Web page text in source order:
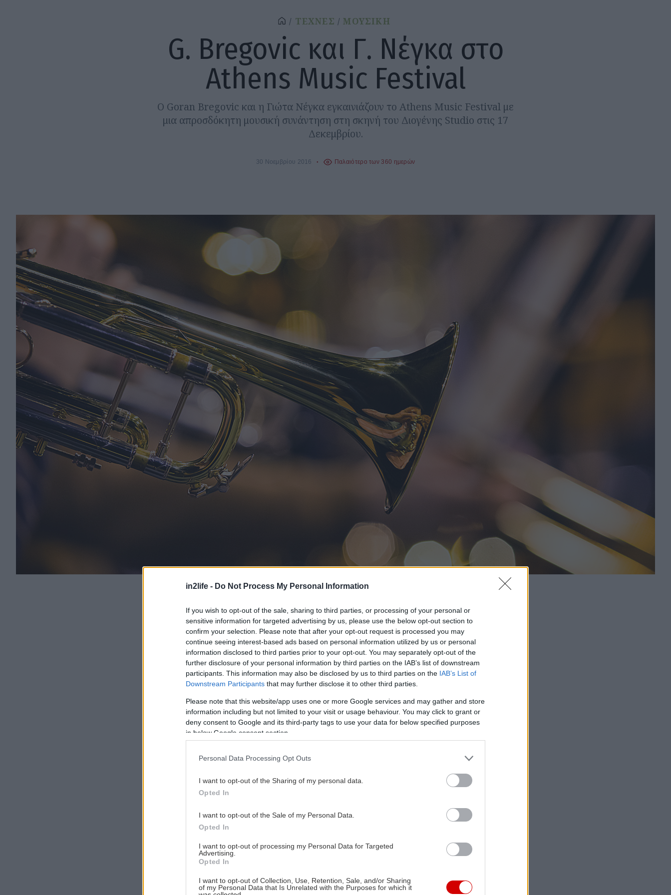
in2life - Do Not Process My Personal Information
If you wish to opt-out of the sale, sharing to third parties, or processing of your personal or
sensitive information for targeted advertising by us, please use the below opt-out section to
confirm your selection. Please note that after your opt-out request is processed you may
continue seeing interest-based ads based on personal information utilized by us or personal
information disclosed to third parties prior to your opt-out. You may separately opt-out of the
further disclosure of your personal information by third parties on the IAB’s list of downstream
participants. This information may also be disclosed by us to third parties on the IAB’s List of
Downstream Participants that may further disclose it to other third parties.
Please note that this website/app uses one or more Google services and may gather and store
information including but not limited to your visit or usage behaviour. You may click to grant or
deny consent to Google and its third-party tags to use your data for below specified purposes
in below Google consent section.
Personal Data Processing Opt Outs
I want to opt-out of the Sharing of my personal data.
Opted In
I want to opt-out of the Sale of my Personal Data.
Opted In
I want to opt-out of processing my Personal Data for Targeted
Advertising.
Opted In
I want to opt-out of Collection, Use, Retention, Sale, and/or Sharing
of my Personal Data that Is Unrelated with the Purposes for which it
ΤΕΧΝΕΣ ΜΟΥΣΙΚΗ
G. Bregovic και Γ. Νέγκα στο
Athens Music Festival
Ο Goran Bregovic και η Γιώτα Νέγκα εγκαινιάζουν το Athens Music Festival με
μια απροσδόκητη μουσική συνάντηση στη σκηνή του Διογένης Studio στις 17
Δεκεμβρίου.
30 Νοεμβρίου 2016 Παλαιότερο των 360 ημερών